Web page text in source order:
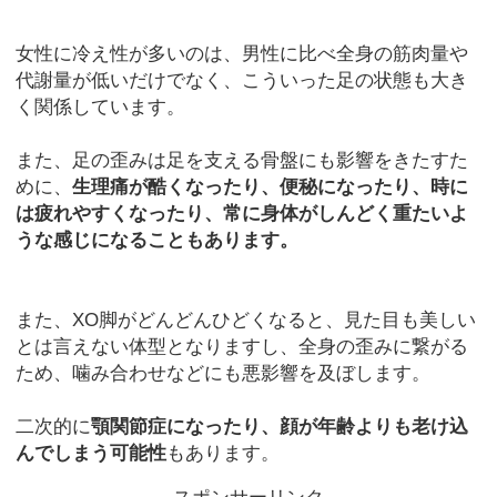
女性に冷え性が多いのは、男性に比べ全身の筋肉量や
代謝量が低いだけでなく、こういった足の状態も大き
く関係しています。
また、足の歪みは足を支える骨盤にも影響をきたすた
めに、生理痛が酷くなったり、便秘になったり、時に
は疲れやすくなったり、常に身体がしんどく重たいよ
うな感じになることもあります。
また、XO脚がどんどんひどくなると、見た目も美しい
とは言えない体型となりますし、全身の歪みに繋がる
ため、噛み合わせなどにも悪影響を及ぼします。
二次的に顎関節症になったり、顔が年齢よりも老け込
んでしまう可能性もあります。